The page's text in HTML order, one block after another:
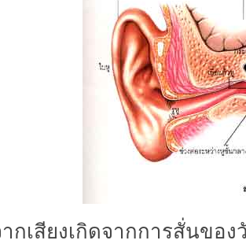
ากเสียงเกิดจากการสั่นขอ